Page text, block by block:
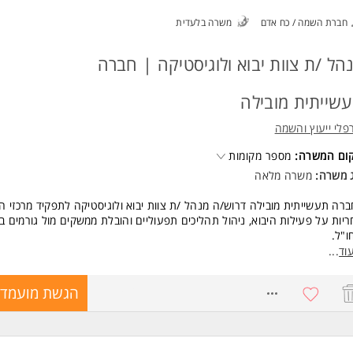
שני בתחום הנדסה תעשייה וניהול/ארגון ושיטות/לוגיסטיקה/ מנהל עסקים-
ניהולי או תפעולי של שנתיים במערכת הבריאות-חובה.
אנליטית ויכולת עבודה עם נתונים.
יכולת עבודה עם מערכות טכנולוגיות, Excel ו-PPT. המשרה מיועדת לנשים ולגברים
חברת השמה / כח אדם משרה בלעדית
/ת צוות יבוא ולוגיסטיקה | חברה
מובילה
ייעוץ והשמה
המשרה: מספר מקומות
משרה: משרה מלאה
תעשייתית מובילה דרוש/ה מנהל /ת צוות יבוא ולוגיסטיקה לתפקיד מרכזי
על פעילות היבוא, ניהול תהליכים תפעוליים והובלת ממשקים מול גורמים
אחריות:
והובלת צוות בתחום היבוא והלוגיסטיקה.
עוד...
הגשת